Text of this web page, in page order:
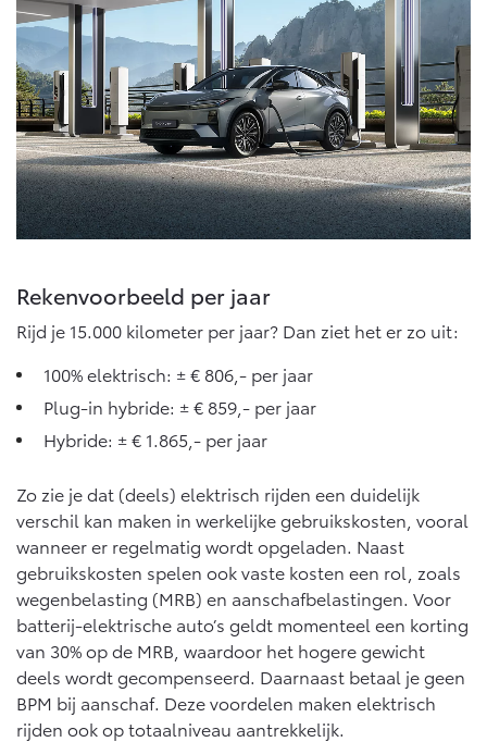
Rekenvoorbeeld per jaar
Rijd je 15.000 kilometer per jaar? Dan ziet het er zo uit:
100% elektrisch: ± € 806,- per jaar
Plug-in hybride: ± € 859,- per jaar
Hybride: ± € 1.865,- per jaar
Zo zie je dat (deels) elektrisch rijden een duidelijk
verschil kan maken in werkelijke gebruikskosten, vooral
wanneer er regelmatig wordt opgeladen. Naast
gebruikskosten spelen ook vaste kosten een rol, zoals
wegenbelasting (MRB) en aanschafbelastingen. Voor
batterij-elektrische auto’s geldt momenteel een korting
van 30% op de MRB, waardoor het hogere gewicht
deels wordt gecompenseerd. Daarnaast betaal je geen
BPM bij aanschaf. Deze voordelen maken elektrisch
rijden ook op totaalniveau aantrekkelijk.